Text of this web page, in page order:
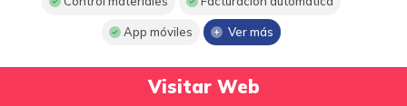
App móviles Ver más
Visitar Web